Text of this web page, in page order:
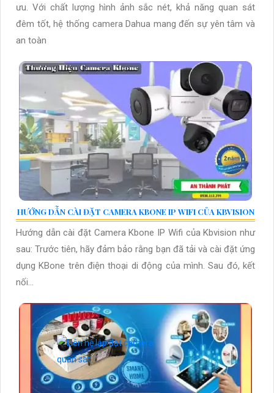
ưu. Với chất lượng hình ảnh sắc nét, khả năng quan sát
đêm tốt, hệ thống camera Dahua mang đến sự yên tâm và
an toàn
HƯỚNG DẪN CÀI ĐẶT CAMERA KBONE IP WIFI CỦA KBVISION
Hướng dẫn cài đặt Camera Kbone IP Wifi của Kbvision như
sau: Trước tiên, hãy đảm bảo rằng bạn đã tải và cài đặt ứng
dụng KBone trên điện thoại di động của mình. Sau đó, kết
nối...